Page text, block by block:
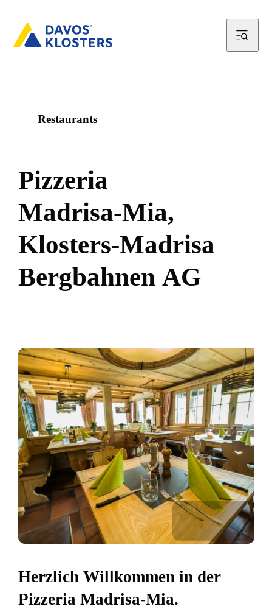
Restaurants
Pizzeria
Madrisa-Mia,
Klosters-Madrisa
Bergbahnen AG
Herzlich Willkommen in der
Pizzeria Madrisa-Mia.